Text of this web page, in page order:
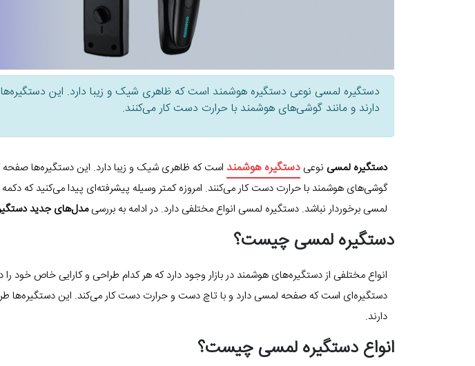
دستگیره لمسی نوعی دستگیره هوشمند است که ظاهری شیک و زیبا دارد. این
دارند و مانند گوشی‌های هوشمند با حرارت دست کار می‌کنند.
دستگیره لمسی نوعی دستگیره هوشمنداست که ظاهری شیک و زیبا دارد. این دستگیره‌ها صفحه
گوشی‌های هوشمند با حرارت دست کار می‌کنند. امروزه کمتر وسیله پیشرفته‌ای پیدا می‌کنید که
لمسی برخوردار نباشد. دستگیره لمسی انواع مختلفی دارد. در ادامه به بررسیمدل‌های جدید
دستگیره لمسی چیست؟
انواع مختلفی از دستگیره‌های هوشمند در بازار وجود دارد که هر کدام طراحی و کارایی خاص خود
دستگیره‌ای است که صفحه لمسی دارد و با تاچ دست و حرارت دست کار می‌کند. این دستگیره‌ها
دارند.
انواع دستگیره لمسی چیست؟